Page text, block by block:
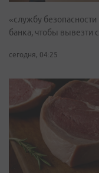
«службу безопасности
банка, чтобы вывезти
сегодня, 04:25